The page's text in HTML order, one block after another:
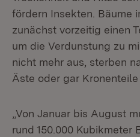
fördern Insekten. Bäume
zunächst vorzeitig einen
um die Verdunstung zu
nicht mehr aus, sterben
Äste oder gar Kronenteile
„Von Januar bis August
rund 150.000 Kubikmeter